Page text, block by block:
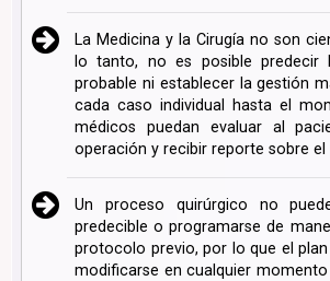
La Medicina y la Cirugía no son
lo tanto, no es posible predecir
probable ni establecer la gestión
cada caso individual hasta el
médicos puedan evaluar al
operación y recibir reporte sobre
Un proceso quirúrgico no
predecible o programarse de
protocolo previo, por lo que el
modificarse en cualquier